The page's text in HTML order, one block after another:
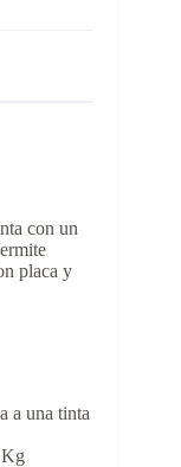
con un
placa y
a una tinta
Kg